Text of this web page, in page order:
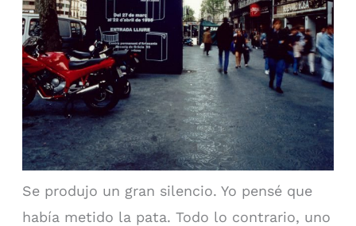
Se produjo un gran silencio. Yo pensé que
había metido la pata. Todo lo contrario, uno